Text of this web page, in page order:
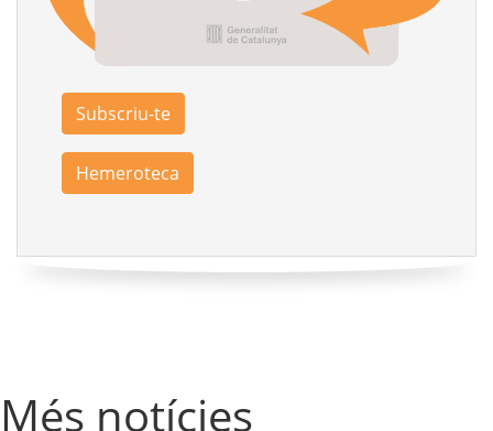
Subscriu-te
Hemeroteca
Més notícies